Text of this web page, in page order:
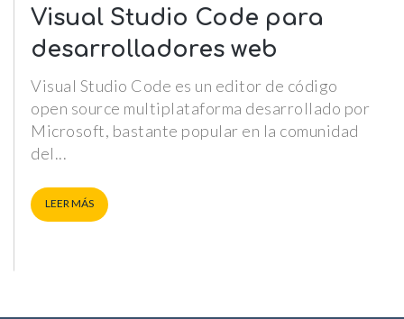
Visual Studio Code para
desarrolladores web
Visual Studio Code es un editor de código
open source multiplataforma desarrollado por
Microsoft, bastante popular en la comunidad
del
LEER MÁS